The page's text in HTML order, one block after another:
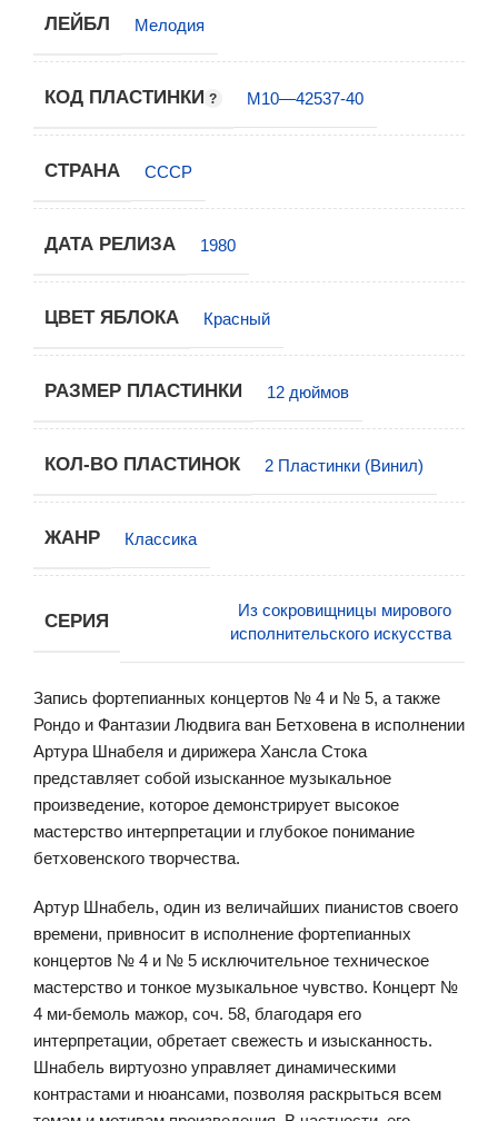
ЛЕЙБЛ Мелодия
КОД ПЛАСТИНКИ М10—42537-40
СТРАНА СССР
ДАТА РЕЛИЗА 1980
ЦВЕТ ЯБЛОКА Красный
РАЗМЕР ПЛАСТИНКИ 12 дюймов
КОЛ-ВО ПЛАСТИНОК 2 Пластинки (Винил)
ЖАНР Классика
СЕРИЯ
Из сокровищницы мирового
исполнительского искусства
Запись фортепианных концертов № 4 и № 5, а также
Рондо и Фантазии Людвига ван Бетховена в исполнении
Артура Шнабеля и дирижера Хансла Стока
представляет собой изысканное музыкальное
произведение, которое демонстрирует высокое
мастерство интерпретации и глубокое понимание
бетховенского творчества.
Артур Шнабель, один из величайших пианистов своего
времени, привносит в исполнение фортепианных
концертов № 4 и № 5 исключительное техническое
мастерство и тонкое музыкальное чувство. Концерт №
4 ми-бемоль мажор, соч. 58, благодаря его
интерпретации, обретает свежесть и изысканность.
Шнабель виртуозно управляет динамическими
контрастами и нюансами, позволяя раскрыться всем